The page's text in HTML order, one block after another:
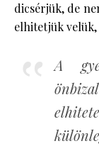
dicsérjük, de
elhitetjük
A